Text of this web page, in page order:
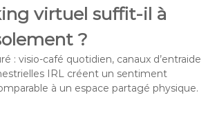
virtuel suffit-il à
?
: visio-café quotidien, canaux d’entraide
IRL créent un sentiment
à un espace partagé physique.